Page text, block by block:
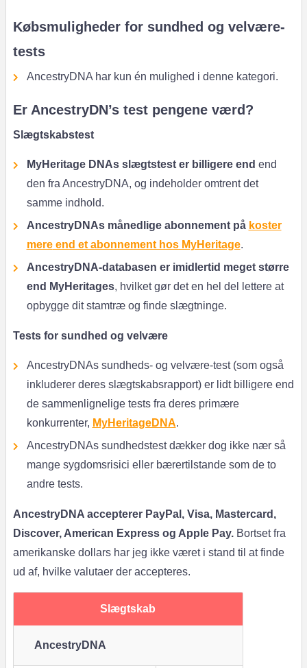
Købsmuligheder for sundhed og velvære-
tests
AncestryDNA har kun én mulighed i denne kategori.
Er AncestryDN’s test pengene værd?
Slægtskabstest
MyHeritage DNAs slægtstest er billigere end end
den fra AncestryDNA, og indeholder omtrent det
samme indhold.
AncestryDNAs månedlige abonnement på koster
mereend et abonnement hos MyHeritage.
AncestryDNA-databasen er imidlertid meget større
end MyHeritages, hvilket gør det en hel del lettere at
opbygge dit stamtræ og finde slægtninge.
Tests for sundhed og velvære
AncestryDNAs sundheds- og velvære-test (som også
inkluderer deres slægtskabsrapport) er lidt billigere end
de sammenlignelige tests fra deres primære
konkurrenter, MyHeritageDNA.
AncestryDNAs sundhedstest dækker dog ikke nær så
mange sygdomsrisici eller bærertilstande som de to
andre tests.
AncestryDNA accepterer PayPal, Visa, Mastercard,
Discover, American Express og Apple Pay.Bortset fra
amerikanske dollars har jeg ikke været i stand til at finde
ud af, hvilke valutaer der accepteres.
Slægtskab
AncestryDNA